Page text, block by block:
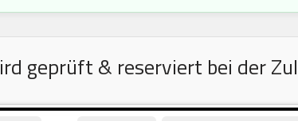
geprüft & reserviert bei der